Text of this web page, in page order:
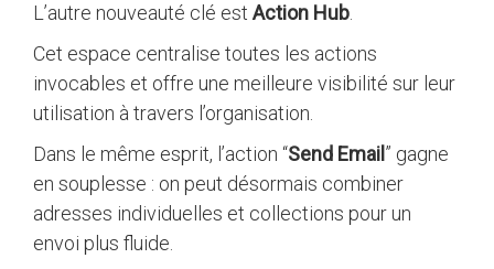
L’autre nouveauté clé est Action Hub
Cet espace centralise toutes les actions
invocables et offre une meilleure visibilité sur leur
utilisation à travers l’organisation.
Dans le même esprit, l’action “Send Email ” gagne
en souplesse : on peut désormais combiner
adresses individuelles et collections pour un
envoi plus fluide.